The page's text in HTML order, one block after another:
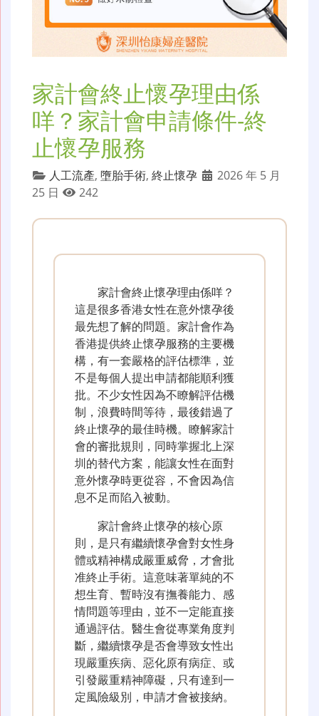
家計會終止懷孕理由係
咩？家計會申請條件-終
止懷孕服務
人工流產, 墮胎手術, 終止懷孕
2026 年 5 月
25 日
242
家計會終止懷孕理由係咩？
這是很多香港女性在意外懷孕後
最先想了解的問題。家計會作為
香港提供終止懷孕服務的主要機
構，有一套嚴格的評估標準，並
不是每個人提出申請都能順利獲
批。不少女性因為不瞭解評估機
制，浪費時間等待，最後錯過了
終止懷孕的最佳時機。瞭解家計
會的審批規則，同時掌握北上深
圳的替代方案，能讓女性在面對
意外懷孕時更從容，不會因為信
息不足而陷入被動。
家計會終止懷孕的核心原
則，是只有繼續懷孕會對女性身
體或精神構成嚴重威脅，才會批
准終止手術。這意味著單純的不
想生育、暫時沒有撫養能力、感
情問題等理由，並不一定能直接
通過評估。醫生會從專業角度判
斷，繼續懷孕是否會導致女性出
現嚴重疾病、惡化原有病症、或
引發嚴重精神障礙，只有達到一
定風險級別，申請才會被接納。